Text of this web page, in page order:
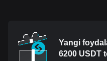
Yangi
6200 USDT